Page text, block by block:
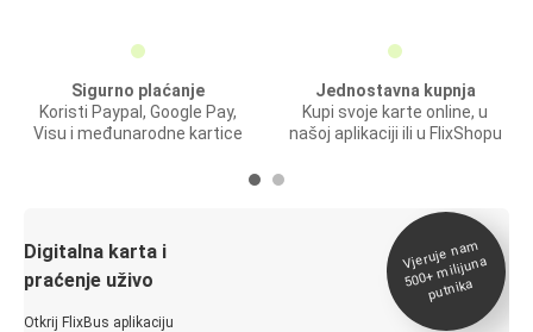
Sigurno plaćanje
Koristi Paypal, Google Pay,
Visu i međunarodne kartice
Jednostavna kupnja
Kupi svoje karte online, u
našoj aplikaciji ili u FlixShopu
Digitalna karta i
praćenje uživo
Otkrij FlixBus aplikaciju
Vjeruje na
m
500+
milijuna
putnika